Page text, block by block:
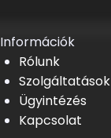
Információk
Rólunk
Szolgáltatások
Ügyintézés
Kapcsolat